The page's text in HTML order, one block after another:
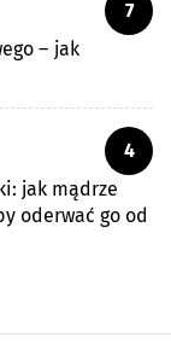
7
– jak
4
jak mądrze
oderwać go od